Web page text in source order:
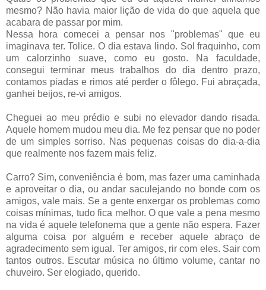
mesmo? Não havia maior lição de vida do que aquela que
acabara de passar por mim.
Nessa hora comecei a pensar nos "problemas" que eu
imaginava ter. Tolice. O dia estava lindo. Sol fraquinho, com
um calorzinho suave, como eu gosto. Na faculdade,
consegui terminar meus trabalhos do dia dentro prazo,
contamos piadas e rimos até perder o fôlego. Fui abraçada,
ganhei beijos, re-vi amigos.
Cheguei ao meu prédio e subi no elevador dando risada.
Aquele homem mudou meu dia. Me fez pensar que no poder
de um simples sorriso. Nas pequenas coisas do dia-a-dia
que realmente nos fazem mais feliz.
Carro? Sim, conveniência é bom, mas fazer uma caminhada
e aproveitar o dia, ou andar saculejando no bonde com os
amigos, vale mais. Se a gente enxergar os problemas como
coisas mínimas, tudo fica melhor. O que vale a pena mesmo
na vida é aquele telefonema que a gente não espera. Fazer
alguma coisa por alguém e receber aquele abraço de
agradecimento sem igual. Ter amigos, rir com eles. Sair com
tantos outros. Escutar música no último volume, cantar no
chuveiro. Ser elogiado, querido.